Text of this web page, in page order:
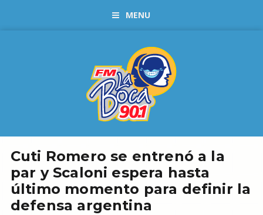
MENU
Cuti Romero se entrenó a la
par y Scaloni espera hasta
último momento para definir la
defensa argentina